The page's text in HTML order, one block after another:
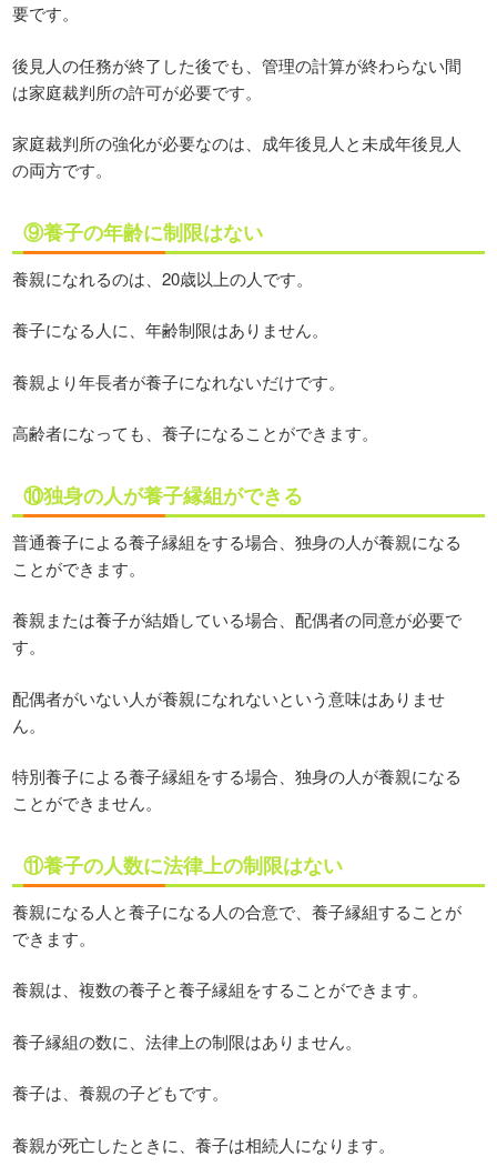
要です。
後見人の任務が終了した後でも、管理の計算が終わらない間
は家庭裁判所の許可が必要です。
家庭裁判所の強化が必要なのは、成年後見人と未成年後見人
の両方です。
⑨養子の年齢に制限はない
養親になれるのは、20歳以上の人です。
養子になる人に、年齢制限はありません。
養親より年長者が養子になれないだけです。
高齢者になっても、養子になることができます。
⑩独身の人が養子縁組ができる
普通養子による養子縁組をする場合、独身の人が養親になる
ことができます。
養親または養子が結婚している場合、配偶者の同意が必要で
す。
配偶者がいない人が養親になれないという意味はありませ
ん。
特別養子による養子縁組をする場合、独身の人が養親になる
ことができません。
⑪養子の人数に法律上の制限はない
養親になる人と養子になる人の合意で、養子縁組することが
できます。
養親は、複数の養子と養子縁組をすることができます。
養子縁組の数に、法律上の制限はありません。
養子は、養親の子どもです。
養親が死亡したときに、養子は相続人になります。